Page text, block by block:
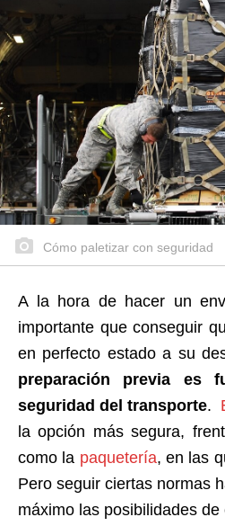
Cómo paletizar con seguridad
A la hora de hacer un
importante que conseguir
en perfecto estado a su
preparación previa es
seguridad del transporte.
la opción más segura,
como la paquetería, en las
Pero seguir ciertas normas
máximo las posibilidades